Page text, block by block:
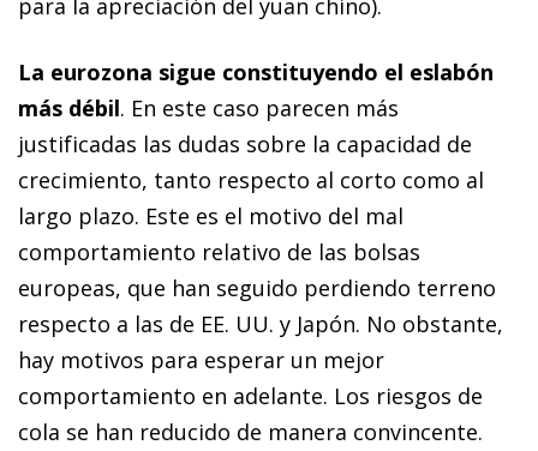
La eurozona sigue constituyendo el eslabón
más débil. En este caso parecen más
justificadas las dudas sobre la capacidad de
crecimiento, tanto respecto al corto como al
largo plazo. Este es el motivo del mal
comportamiento relativo de las bolsas
europeas, que han seguido perdiendo terreno
respecto a las de EE. UU. y Japón. No obstante,
hay motivos para esperar un mejor
comportamiento en adelante. Los riesgos de
cola se han reducido de manera convincente.